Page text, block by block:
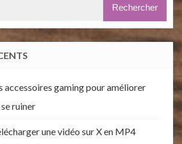
accessoires gaming pour améliorer
ruiner
une vidéo sur X en MP4